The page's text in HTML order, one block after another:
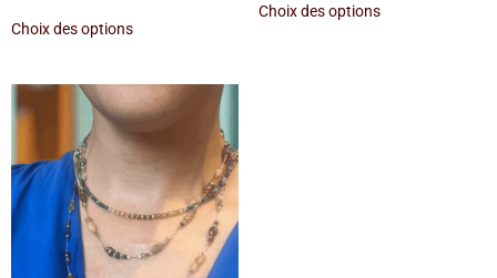
Choix des options
Choix des options